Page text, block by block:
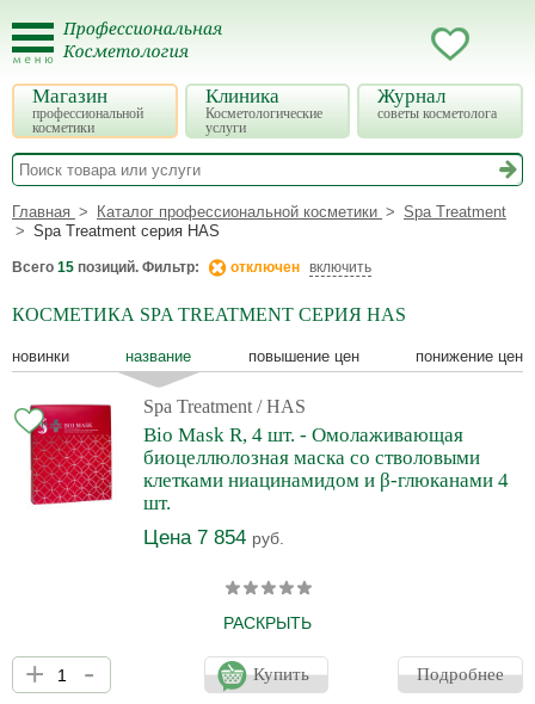
Магазин
профессиональной
косметики
Клиника
Косметологические
услуги
Журнал
советы косметолога
Главная Каталог профессиональной косметики
Spa Treatment
Spa Treatment серия HAS
Всего 15 позиций. Фильтр: отключен включить
КОСМЕТИКА SPA TREATMENT СЕРИЯ HAS
новинки название повышение цен понижение цен
Spa Treatment / HAS
Bio Mask R, 4 шт. - Омолаживающая
биоцеллюлозная маска со стволовыми
клетками ниацинамидом и β-глюканами 4
шт.
Цена 7 854 руб.
РАСКРЫТЬ
Увлажняющая маска для кожи Spa Treatment HAS Bio Mask
содержит активные компоненты, которые насыщают клетки
питательными веществами и влагой, активизируют их рост,
+ - Купить Подробнее